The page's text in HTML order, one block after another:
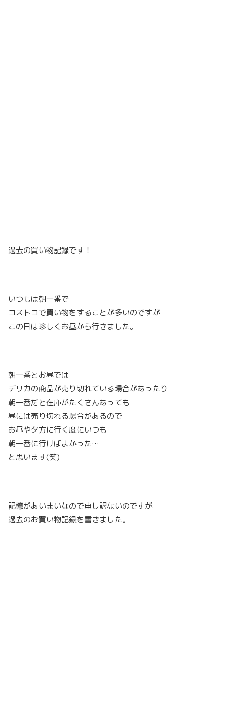
過去の買い物記録です！
いつもは朝一番で
コストコで買い物をすることが多いのですが
この日は珍しくお昼から行きました。
朝一番とお昼では
デリカの商品が売り切れている場合があったり
朝一番だと在庫がたくさんあっても
昼には売り切れる場合があるので
お昼や夕方に行く度にいつも
朝一番に行けばよかった…
と思います(笑)
記憶があいまいなので申し訳ないのですが
過去のお買い物記録を書きました。